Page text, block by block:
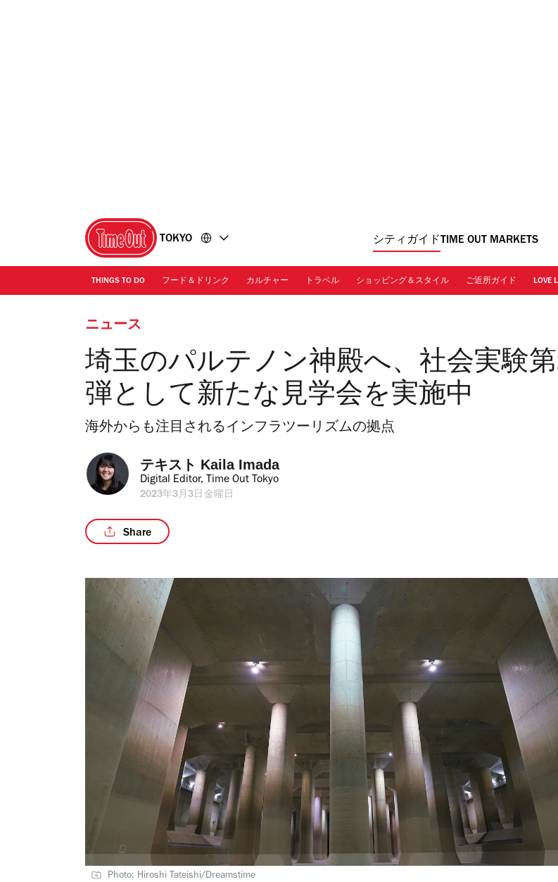
TOKYO シティガイド TIME OUT MARKETS
THINGS TO DO フード＆ドリンク カルチャー トラベル ショッピング＆スタイル ご近所ガイド LOVE
ニュース
埼玉のパルテノン神殿へ、社会実験
弾として新たな見学会を実施中
海外からも注目されるインフラツーリズムの拠点
テキスト Kaila Imada
Digital Editor, Time Out Tokyo
2023年3月3日金曜日
Share
Photo: Hiroshi Tateishi/Dreamstime